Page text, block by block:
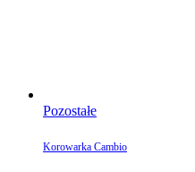
Pozostałe
Korowarka Cambio